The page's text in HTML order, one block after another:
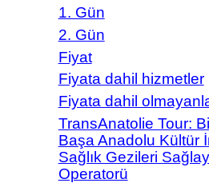
1. Gün
2. Gün
Fiyat
Fiyata dahil hizmetler
Fiyata dahil
TransAnatolie Tour:
Başa Anadolu Kültür
Sağlık Gezileri
Operatorü